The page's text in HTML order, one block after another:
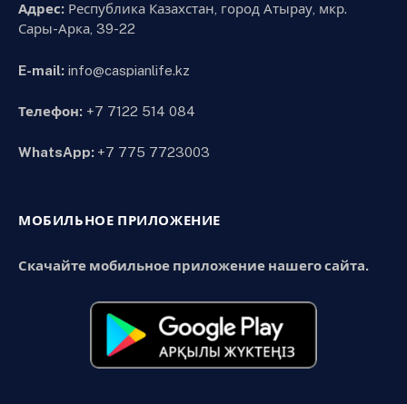
Адрес: Республика Казахстан, город Атырау, мкр.
Сары-Арка, 39-22
E-mail: info@caspianlife.kz
Телефон: +7 7122 514 084
WhatsApp: +7 775 7723003
МОБИЛЬНОЕ ПРИЛОЖЕНИЕ
Скачайте мобильное приложение нашего сайта.